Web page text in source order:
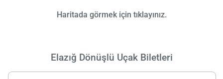
Haritada görmek için tıklayınız.
Elazığ Dönüşlü Uçak Biletleri